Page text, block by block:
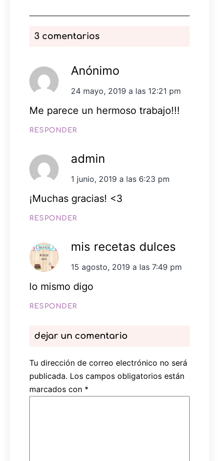
3 comentarios
Anónimo
24 mayo, 2019 a las 12:21 pm
Me parece un hermoso trabajo!!!
RESPONDER
admin
1 junio, 2019 a las 6:23 pm
¡Muchas gracias! <3
RESPONDER
mis recetas dulces
15 agosto, 2019 a las 7:49 pm
lo mismo digo
RESPONDER
dejar un comentario
Tu dirección de correo electrónico no será
publicada. Los campos obligatorios están
marcados con *